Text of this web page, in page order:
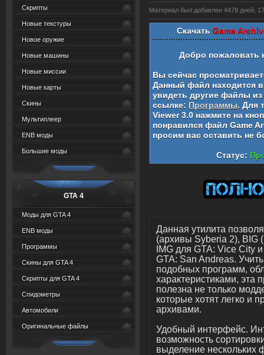
Скрипты
Новые текстуры
Новое оружие
Новые машины
Новые миссии
Новые карты
Скины
Мультиплеер
ENB моды
Большие моды
GTA 4
Моды для GTA 4
ENB моды
Программы
Скины для GTA 4
Скрипты для GTA 4
Спидометры
Автомобили
Оригинальные файлы
Материал был добавлен 4478 дней,
Скачать Game
Добро пожаловать
Вы сейчас
Данный файл находится
увидеть другие файлы из
ссылке: Программы. Для
Viewer 3.0 нажмите на
понравился файл Game
просим вас оставить не
Статус:
Данная утилита
(архивы Syberia 2), BIG
IMG для GTA: Vice City
GTA: San Andreas.
подобных программ,
характеристиками, эта
полезна не только
которые хотят легко и
архивами.
Удобный интерфейс.
возможность
выделение нескольких